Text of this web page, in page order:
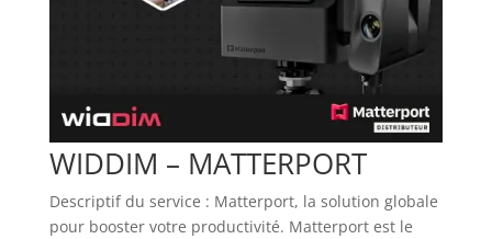
WIDDIM – MATTERPORT
Descriptif du service : Matterport, la solution globale
pour booster votre productivité. Matterport est le